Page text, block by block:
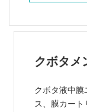
クボタメ
クボタ液中膜
ス、膜カー